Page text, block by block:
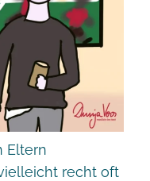
Eltern
recht oft